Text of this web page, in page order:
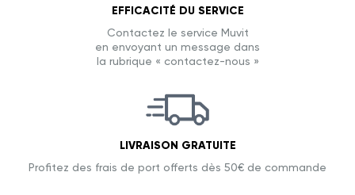
EFFICACITÉ DU SERVICE
Contactez le service Muvit
en envoyant un message dans
la rubrique « contactez-nous »
LIVRAISON GRATUITE
Profitez des frais de port offerts dès 50€ de commande